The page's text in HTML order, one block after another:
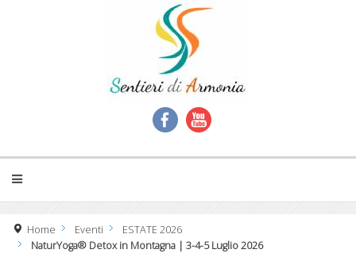
Home Eventi
ESTATE 2026
NaturYoga® Detox in Montagna | 3-4-5 Luglio 2026